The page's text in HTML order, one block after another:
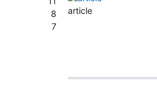
article
8
7